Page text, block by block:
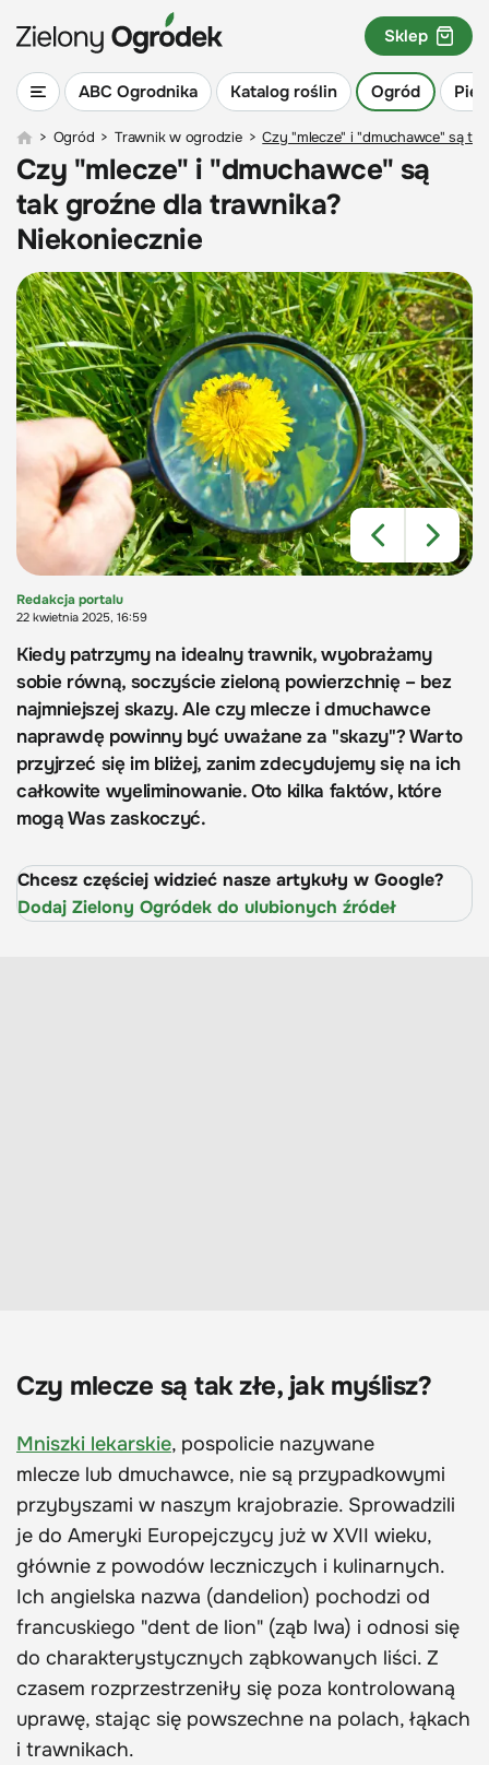
ABC Ogrodnika Katalog roślin Ogród
Sklep
> Ogród > Trawnik w ogrodzie > Czy "mlecze" i "dmuchawce" są
Czy "mlecze" i "dmuchawce" są
tak groźne dla trawnika?
Niekoniecznie
Redakcja portalu
22 kwietnia 2025, 16:59
Kiedy patrzymy na idealny trawnik, wyobrażamy
sobie równą, soczyście zieloną powierzchnię – bez
najmniejszej skazy. Ale czy mlecze i dmuchawce
naprawdę powinny być uważane za "skazy"? Warto
przyjrzeć się im bliżej, zanim zdecydujemy się na ich
całkowite wyeliminowanie. Oto kilka faktów, które
mogą Was zaskoczyć.
Chcesz częściej widzieć nasze artykuły w Google?
Dodaj Zielony Ogródek do ulubionych źródeł
Czy mlecze są tak złe, jak myślisz?
Mniszki lekarskie, pospolicie nazywane
mlecze lub dmuchawce, nie są przypadkowymi
przybyszami w naszym krajobrazie. Sprowadzili
je do Ameryki Europejczycy już w XVII wieku,
głównie z powodów leczniczych i kulinarnych.
Ich angielska nazwa (dandelion) pochodzi od
francuskiego "dent de lion" (ząb lwa) i odnosi się
do charakterystycznych ząbkowanych liści. Z
czasem rozprzestrzeniły się poza kontrolowaną
uprawę, stając się powszechne na polach, łąkach
i trawnikach.